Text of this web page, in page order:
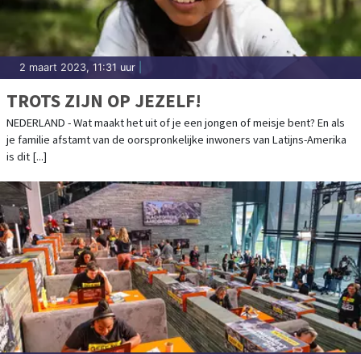
2 maart 2023, 11:31 uur
TROTS ZIJN OP JEZELF!
NEDERLAND - Wat maakt het uit of je een jongen of meisje bent? En als
je familie afstamt van de oorspronkelijke inwoners van Latijns-Amerika
is dit [...]